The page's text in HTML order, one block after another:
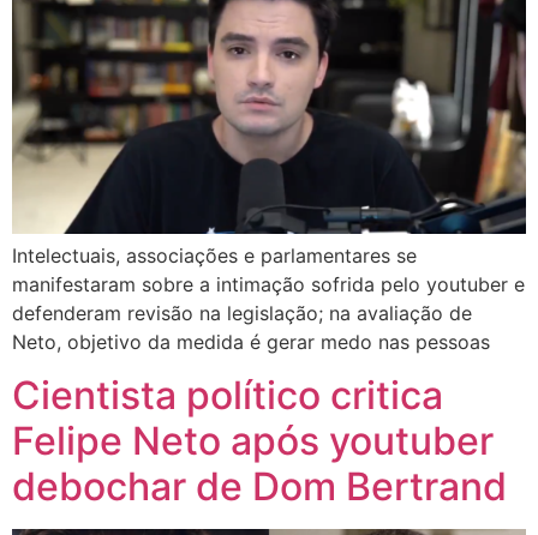
Intelectuais, associações e parlamentares se
manifestaram sobre a intimação sofrida pelo youtuber e
defenderam revisão na legislação; na avaliação de
Neto, objetivo da medida é gerar medo nas pessoas
Cientista político critica
Felipe Neto após youtuber
debochar de Dom Bertrand